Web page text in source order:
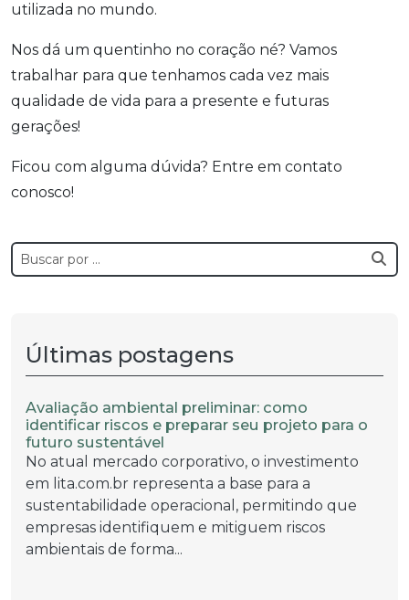
utilizada no mundo.
Nos dá um quentinho no coração né? Vamos
trabalhar para que tenhamos cada vez mais
qualidade de vida para a presente e futuras
gerações!
Ficou com alguma dúvida? Entre em contato
conosco!
Últimas postagens
Avaliação ambiental preliminar: como
identificar riscos e preparar seu projeto para o
futuro sustentável
No atual mercado corporativo, o investimento
em lita.com.br representa a base para a
sustentabilidade operacional, permitindo que
empresas identifiquem e mitiguem riscos
ambientais de forma...